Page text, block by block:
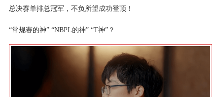
总决赛单排总冠军，不负所望成功登顶！
“常规赛的神” “NBPL的神” “T神”？